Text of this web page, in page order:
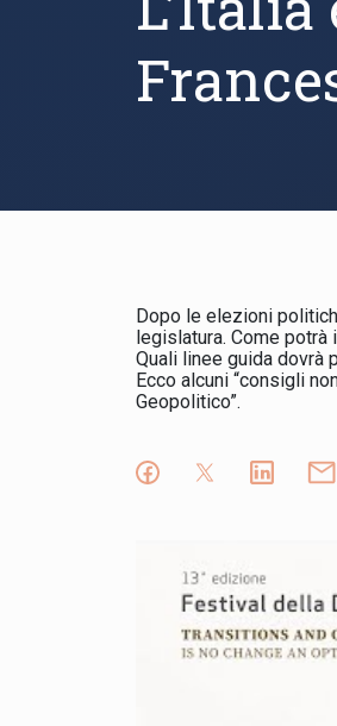
Dopo le elezioni
legislatura. Come
Quali linee guida dovrà
Ecco alcuni “consigli
Geopolitico”.